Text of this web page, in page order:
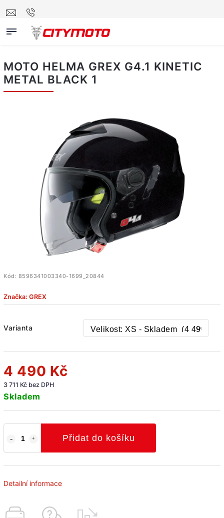
MOTO HELMA GREX G4.1 KINETIC
METAL BLACK 1
Kód: 8596341003340-1699_20844
Značka: GREX
Varianta
4 490 Kč
3 711 Kč bez DPH
Skladem
Přidat do košíku
Detailní informace